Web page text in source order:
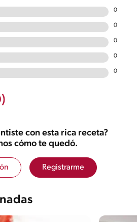
0
0
0
0
0
con esta rica receta?
cómo te quedó.
Registrarme